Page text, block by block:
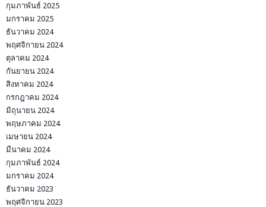
กุมภาพันธ์ 2025
มกราคม 2025
ธันวาคม 2024
พฤศจิกายน 2024
ตุลาคม 2024
กันยายน 2024
สิงหาคม 2024
กรกฎาคม 2024
มิถุนายน 2024
พฤษภาคม 2024
เมษายน 2024
มีนาคม 2024
กุมภาพันธ์ 2024
มกราคม 2024
ธันวาคม 2023
พฤศจิกายน 2023